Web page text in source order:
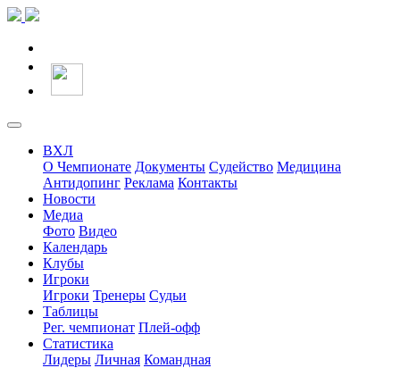
ВХЛ
О Чемпионате Документы Судейство Медицина
Антидопинг Реклама Контакты
Новости
Медиа
Фото Видео
Календарь
Клубы
Игроки
Игроки Тренеры Судьи
Таблицы
Рег. чемпионат Плей-офф
Статистика
Лидеры Личная Командная